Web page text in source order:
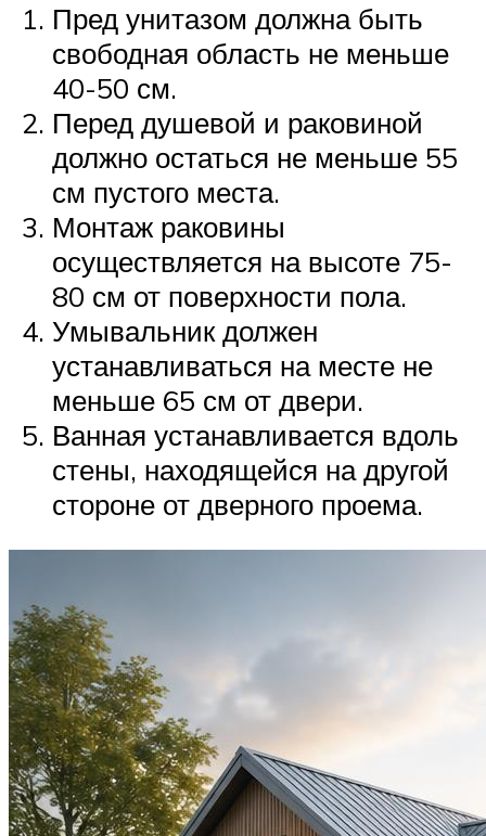
Пред унитазом должна быть
свободная область не меньше
40-50 см.
Перед душевой и раковиной
должно остаться не меньше 55
см пустого места.
Монтаж раковины
осуществляется на высоте 75-
80 см от поверхности пола.
Умывальник должен
устанавливаться на месте не
меньше 65 см от двери.
Ванная устанавливается вдоль
стены, находящейся на другой
стороне от дверного проема.